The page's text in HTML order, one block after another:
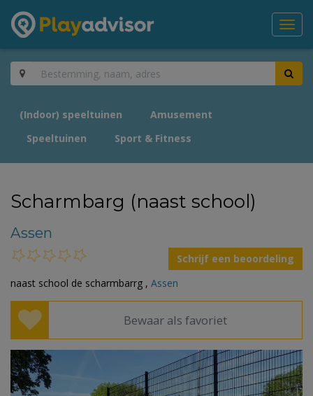
(Indoor) speeltuinen
Amusement
Speeltuinen
Sport & Fitness
Scharmbarg (naast school)
Assen
Schrijf een beoordeling
naast school de scharmbarrg , Assen
Bewaar als favoriet